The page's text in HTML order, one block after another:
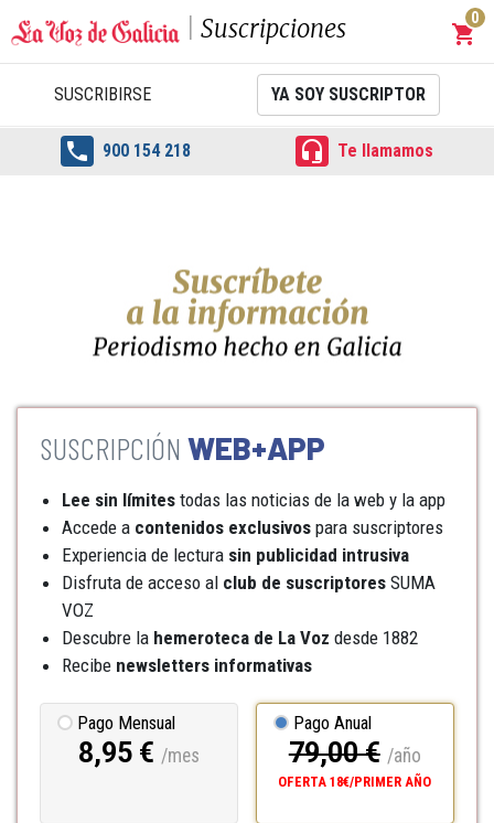
Suscripciones shopping_cart
0
SUSCRIBIRSE YA SOY SUSCRIPTOR
 900 154 218  Te llamamos
WEB+APP
Lee sin límites todas las noticias de la web y la app
Accede a contenidos exclusivos para suscriptores
Experiencia de lectura sin publicidad intrusiva
Disfruta de acceso al club de suscriptores SUMA
VOZ
Descubre la hemeroteca de La Voz desde 1882
Recibe newsletters informativas
Pago Mensual
8,95 € /mes
Pago Anual
79,00 € /año
OFERTA 18€/PRIMER AÑO